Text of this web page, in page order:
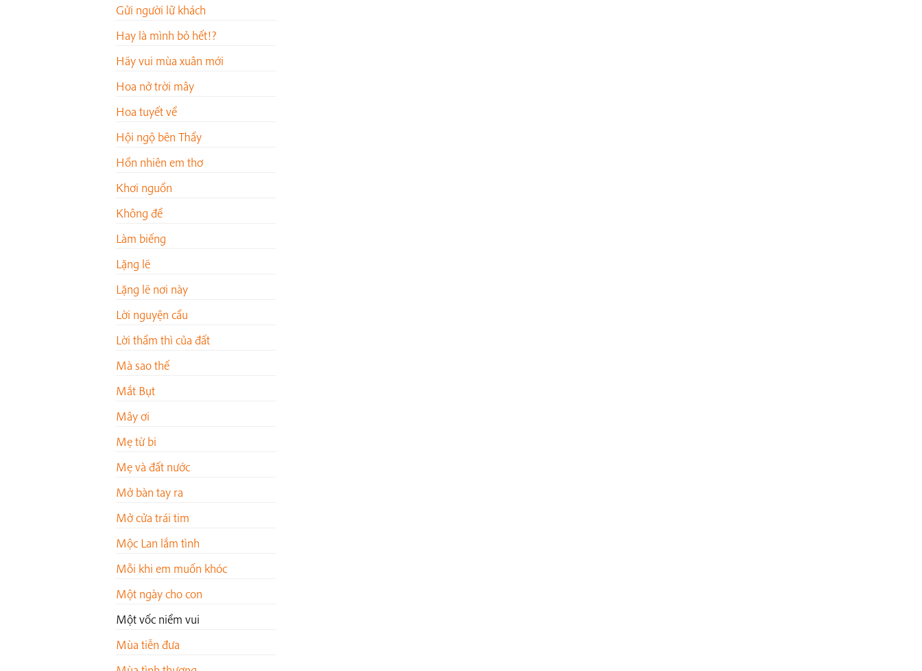
Gửi người lữ khách
Hay là mình bỏ hết!?
Hãy vui mùa xuân mới
Hoa nở trời mây
Hoa tuyết về
Hội ngộ bên Thầy
Hồn nhiên em thơ
Khơi nguồn
Không đề
Làm biếng
Lặng lẽ
Lặng lẽ nơi này
Lời nguyện cầu
Lời thầm thì của đất
Mà sao thế
Mắt Bụt
Mây ơi
Mẹ từ bi
Mẹ và đất nước
Mở bàn tay ra
Mở cửa trái tim
Mộc Lan lắm tình
Mỗi khi em muốn khóc
Một ngày cho con
Một vốc niềm vui
Mùa tiễn đưa